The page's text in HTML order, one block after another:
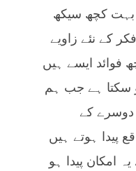
بہت کچھ سیکھ
کے نئے زاویے
فوائد ایسے ہیں
سکتا ہے جب ہم
دوسرے کے
پیدا ہوتے ہیں
امکان پیدا ہو